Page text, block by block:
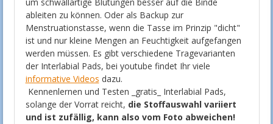
um schwallartige Blutungen besser auf die Binde
ableiten zu können. Oder als Backup zur
Menstruationstasse, wenn die Tasse im Prinzip "dicht"
ist und nur kleine Mengen an Feuchtigkeit aufgefangen
werden müssen. Es gibt verschiedene Tragevarianten
der Interlabial Pads, bei youtube findet Ihr viele
informative Videos dazu.
Kennenlernen und Testen _gratis_ Interlabial Pads,
solange der Vorrat reicht, die Stoffauswahl variiert
und ist zufällig, kann also vom Foto abweichen!